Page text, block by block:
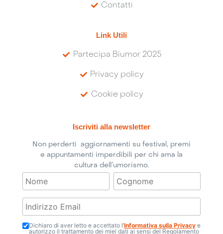
Contatti
Link Utili
Partecipa Biumor 2025
Privacy policy
Cookie policy
Iscriviti alla newsletter
Non perderti aggiornamenti su festival, premi
e appuntamenti imperdibili per chi ama la
cultura dell’umorismo.
Dichiaro di aver letto e accettato l’Informativa sulla Privacye
autorizzo il trattamento dei miei dati ai sensi del Regolamento